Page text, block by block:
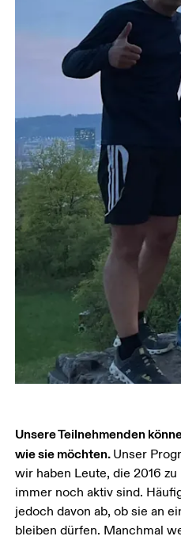
Unsere Teilnehmenden
wie sie möchten. Unser
wir haben Leute, die 2016
immer noch aktiv sind.
jedoch davon ab, ob sie an
bleiben dürfen. Manchmal